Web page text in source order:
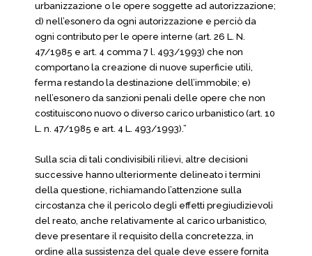
urbanizzazione o le opere soggette ad autorizzazione;
d) nell’esonero da ogni autorizzazione e perciò da
ogni contributo per le opere interne (art. 26 L. N.
47/1985 e art. 4 comma 7 l. 493/1993) che non
comportano la creazione di nuove superficie utili,
ferma restando la destinazione dell’immobile; e)
nell’esonero da sanzioni penali delle opere che non
costituiscono nuovo o diverso carico urbanistico (art. 10
L. n. 47/1985 e art. 4 L. 493/1993).”
Sulla scia di tali condivisibili rilievi, altre decisioni
successive hanno ulteriormente delineato i termini
della questione, richiamando l’attenzione sulla
circostanza che il pericolo degli effetti pregiudizievoli
del reato, anche relativamente al carico urbanistico,
deve presentare il requisito della concretezza, in
ordine alla sussistenza del quale deve essere fornita